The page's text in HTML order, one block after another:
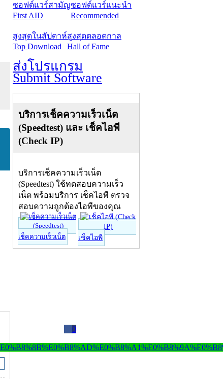
0
ซอฟต์แวร์สามัญ
First AID
ซอฟต์แวร์แนะนำ
Recommended
สูงสุดในสัปดาห์
Top Download
สูงสุดตลอดกาล
Hall of Fame
ส่งโปรแกรม
Submit Software
บริการเช็คความเร็วเน็ต
(Speedtest) และ เช็คไอพี
(Check IP)
บริการเช็คความเร็วเน็ต
(Speedtest) ใช้ทดสอบความเร็ว
เน็ต พร้อมบริการ เช็คไอพี ตรวจ
สอบความถูกต้องไอพีของคุณ
เช็คความเร็วเน็ต เช็คไอพี